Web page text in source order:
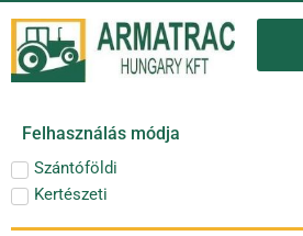
Felhasználás módja
Szántóföldi
Kertészeti